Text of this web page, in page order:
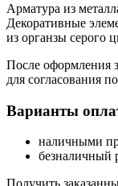
Арматура из
Декоративные
из органзы серого
После оформления
для согласования
Варианты
наличными
безналичный